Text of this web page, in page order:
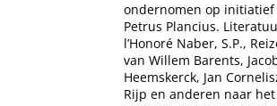
ondernomen op initiatief
Petrus Plancius.
l’Honoré Naber, S.P.,
van Willem Barents,
Heemskerck, Jan
Rijp en anderen naar het